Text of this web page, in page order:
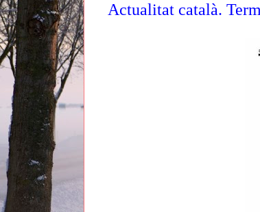
Actualitat català.